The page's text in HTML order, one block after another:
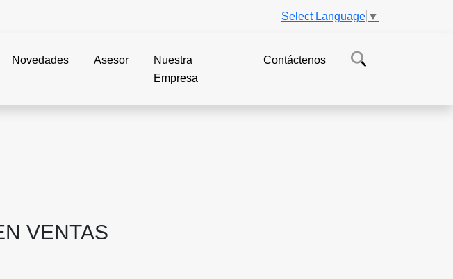
Select Language ▼
Novedades Asesor
Nuestra
Empresa
Contáctenos
VENTAS